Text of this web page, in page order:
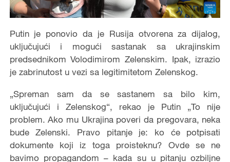
Putin je ponovio da je Rusija otvorena za dijalog,
uključujući i mogući sastanak sa ukrajinskim
predsednikom Volodimirom Zelenskim. Ipak, izrazio
je zabrinutost u vezi sa legitimitetom Zelenskog.
„Spreman sam da se sastanem sa bilo kim,
uključujući i Zelenskog“, rekao je Putin „To nije
problem. Ako mu Ukrajina poveri da pregovara, neka
bude Zelenski. Pravo pitanje je: ko će potpisati
dokumente koji iz toga proisteknu? Ovde se ne
bavimo propagandom – kada su u pitanju ozbiljne